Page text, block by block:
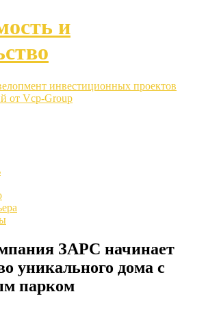
и
инвестиционных проектов
от Vcp-Group
ЗАРС начинает
уникального дома с
парком